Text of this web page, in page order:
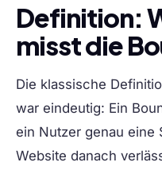
Definition:
misst die
Die klassische
war eindeutig: Ein
ein Nutzer genau eine
Website danach